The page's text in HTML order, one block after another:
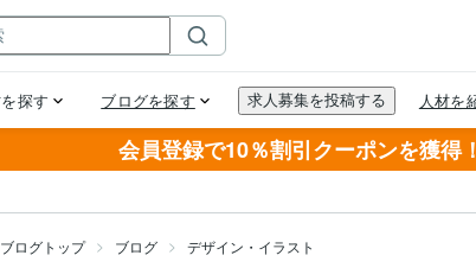
会員登録で10％割引クーポンを獲得！
ブログトップ ブログ デザイン・イラスト